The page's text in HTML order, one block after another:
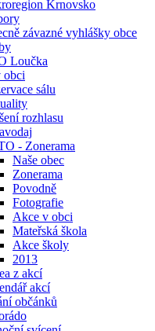
Krnovsko
závazné vyhlášky obce
Loučka
obci
sálu
rozhlasu
- Zonerama
Naše obec
Zonerama
Povodně
Fotografie
Akce v obci
Mateřská škola
Akce školy
2013
z akcí
akcí
občánků